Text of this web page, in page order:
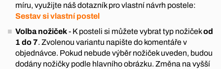
míru, využijte náš dotazník pro vlastní návrh postele:
Sestav si vlastní postel
Volba nožiček- K posteli si můžete vybrat typ nožičekod
1 do 7. Zvolenou variantu napište do komentáře v
objednávce. Pokud nebude výběr nožiček uveden, budou
dodány nožičky podle hlavního obrázku. Změna na vyšší